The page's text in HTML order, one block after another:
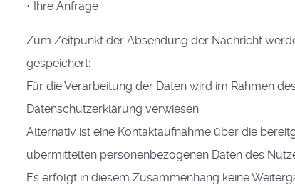
• Ihre Anfrage
Zum Zeitpunkt der Absendung der Nachricht
gespeichert:
Für die Verarbeitung der Daten wird im Rahmen
Datenschutzerklärung verwiesen.
Alternativ ist eine Kontaktaufnahme über die
übermittelten personenbezogenen Daten des
Es erfolgt in diesem Zusammenhang keine